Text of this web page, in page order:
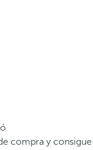
compra y consigue